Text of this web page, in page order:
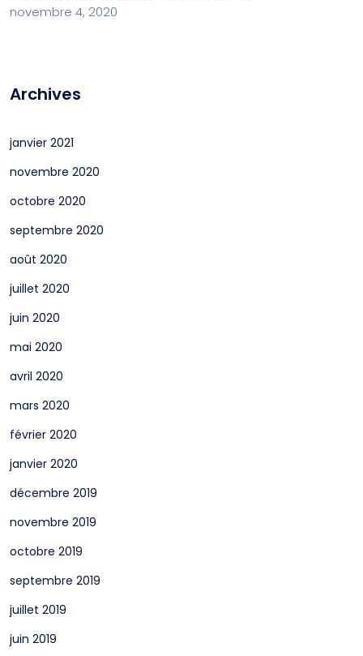
novembre 4, 2020
Archives
janvier 2021
novembre 2020
octobre 2020
septembre 2020
août 2020
juillet 2020
juin 2020
mai 2020
avril 2020
mars 2020
février 2020
janvier 2020
décembre 2019
novembre 2019
octobre 2019
septembre 2019
juillet 2019
juin 2019